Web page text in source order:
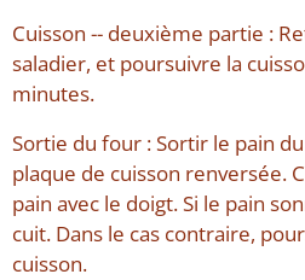
Cuisson -- deuxième partie :
saladier, et poursuivre la
minutes.
Sortie du four : Sortir le pain
plaque de cuisson renversée.
pain avec le doigt. Si le pain
cuit. Dans le cas contraire,
cuisson.